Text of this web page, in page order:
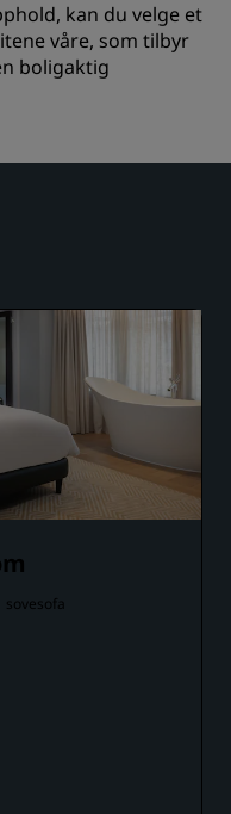
kan du velge et
våre, som tilbyr
boligaktig
sovesofa